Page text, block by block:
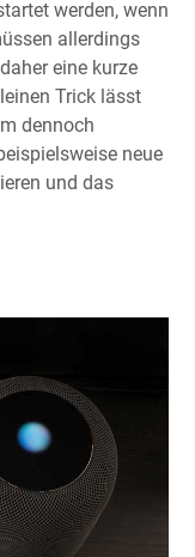
werden, wenn
allerdings
eine kurze
Trick lässt
dennoch
neue
und das